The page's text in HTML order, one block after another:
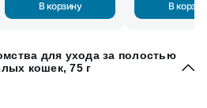
В корзину В
для ухода за полостью
кошек, 75 г